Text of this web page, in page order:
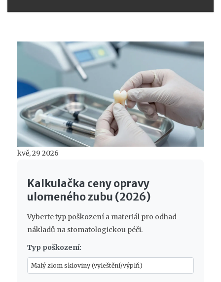
kvě, 29 2026
Kalkulačka ceny opravy
ulomeného zubu (2026)
Vyberte typ poškození a materiál pro odhad
nákladů na stomatologickou péči.
Typ poškození: